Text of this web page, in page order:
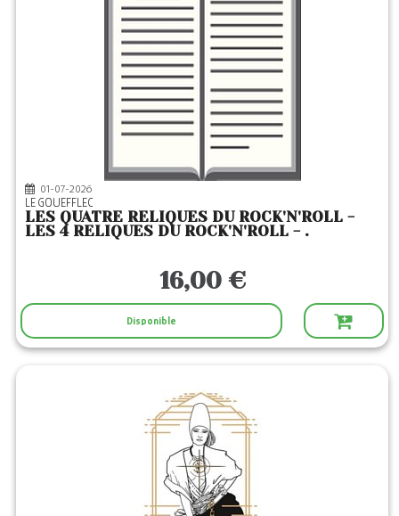
01-07-2026
LE GOUEFFLEC
LES QUATRE RELIQUES DU ROCK'N'ROLL -
LES 4 RELIQUES DU ROCK'N'ROLL - .
16,00 €
Disponible